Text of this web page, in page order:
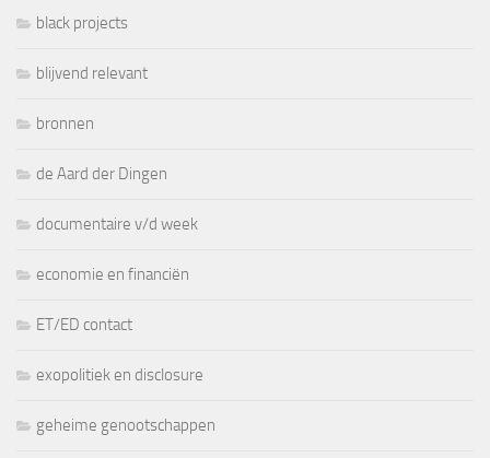
black projects
blijvend relevant
bronnen
de Aard der Dingen
documentaire v/d week
economie en financiën
ET/ED contact
exopolitiek en disclosure
geheime genootschappen